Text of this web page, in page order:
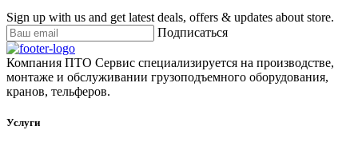
Sign up with us and get latest deals, offers & updates about store.
Подписаться
Компания ПТО Сервис специализируется на производстве,
монтаже и обслуживании грузоподъемного оборудования,
кранов, тельферов.
Услуги